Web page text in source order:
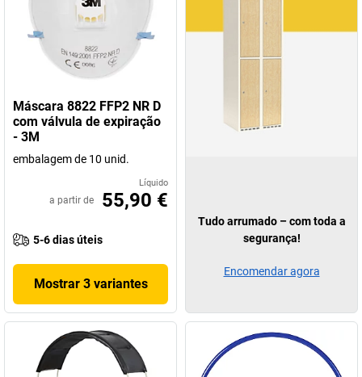
Máscara 8822 FFP2 NR D
com válvula de expiração
- 3M
embalagem de 10 unid.
Líquido
a partir de 55,90 €
5-6 dias úteis
Mostrar 3 variantes
Tudo arrumado – com toda a
segurança!
Encomendar agora